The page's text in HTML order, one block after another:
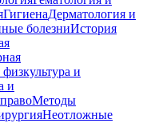
ГигиенаДерматология и
болезниИстория
и
и
Методы
Неотложные